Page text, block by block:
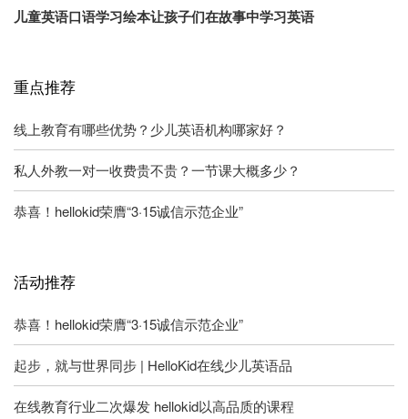
儿童英语口语学习绘本让孩子们在故事中学习英语
重点推荐
线上教育有哪些优势？少儿英语机构哪家好？
私人外教一对一收费贵不贵？一节课大概多少？
恭喜！hellokid荣膺“3·15诚信示范企业”
活动推荐
恭喜！hellokid荣膺“3·15诚信示范企业”
起步，就与世界同步 | HelloKid在线少儿英语品
在线教育行业二次爆发 hellokid以高品质的课程